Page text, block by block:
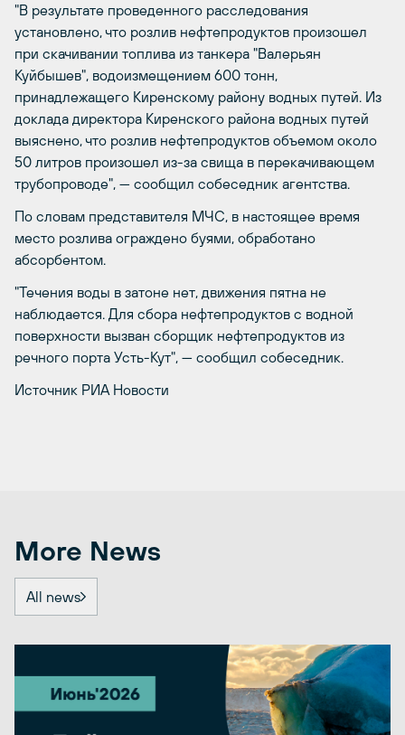
"В результате проведенного расследования
установлено, что розлив нефтепродуктов произошел
при скачивании топлива из танкера "Валерьян
Куйбышев", водоизмещением 600 тонн,
принадлежащего Киренскому району водных путей. Из
доклада директора Киренского района водных путей
выяснено, что розлив нефтепродуктов объемом около
50 литров произошел из-за свища в перекачивающем
трубопроводе", — сообщил собеседник агентства.
По словам представителя МЧС, в настоящее время
место розлива ограждено буями, обработано
абсорбентом.
"Течения воды в затоне нет, движения пятна не
наблюдается. Для сбора нефтепродуктов с водной
поверхности вызван сборщик нефтепродуктов из
речного порта Усть-Кут", — сообщил собеседник.
Источник РИА Новости
More News
All news